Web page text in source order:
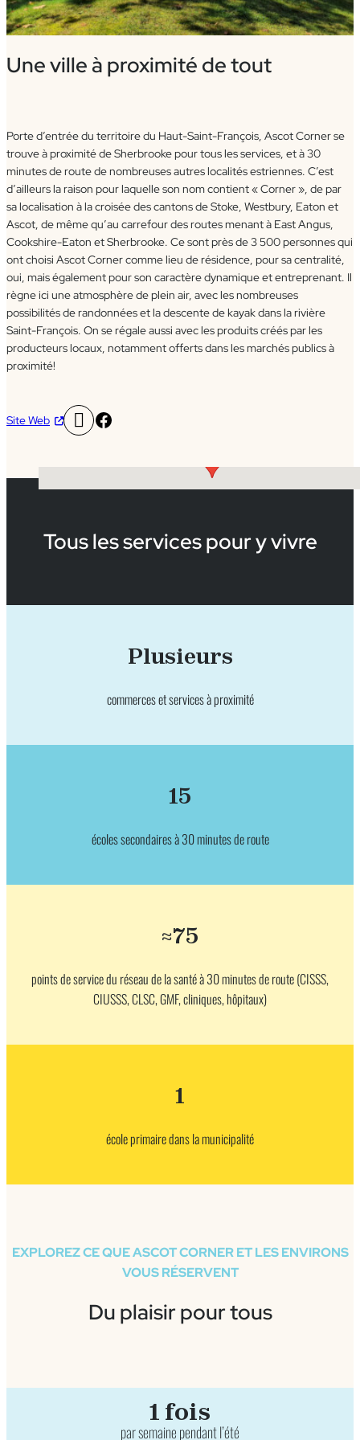
Une ville à proximité de tout
Porte d’entrée du territoire du Haut-Saint-François, Ascot Corner se
trouve à proximité de Sherbrooke pour tous les services, et à 30
minutes de route de nombreuses autres localités estriennes. C’est
d’ailleurs la raison pour laquelle son nom contient « Corner », de par
sa localisation à la croisée des cantons de Stoke, Westbury, Eaton et
Ascot, de même qu’au carrefour des routes menant à East Angus,
Cookshire-Eaton et Sherbrooke. Ce sont près de 3 500 personnes qui
ont choisi Ascot Corner comme lieu de résidence, pour sa centralité,
oui, mais également pour son caractère dynamique et entreprenant. Il
règne ici une atmosphère de plein air, avec les nombreuses
possibilités de randonnées et la descente de kayak dans la rivière
Saint-François. On se régale aussi avec les produits créés par les
producteurs locaux, notamment offerts dans les marchés publics à
proximité!
Site Web Facebook
Tous les services pour y vivre
Plusieurs
commerces et services à proximité
15
écoles secondaires à 30 minutes de route
≈75
points de service du réseau de la santé à 30 minutes de route (CISSS,
CIUSSS, CLSC, GMF, cliniques, hôpitaux)
1
école primaire dans la municipalité
EXPLOREZ CE QUE ASCOT CORNER ET LES ENVIRONS
VOUS RÉSERVENT
Du plaisir pour tous
1 fois
par semaine pendant l’été